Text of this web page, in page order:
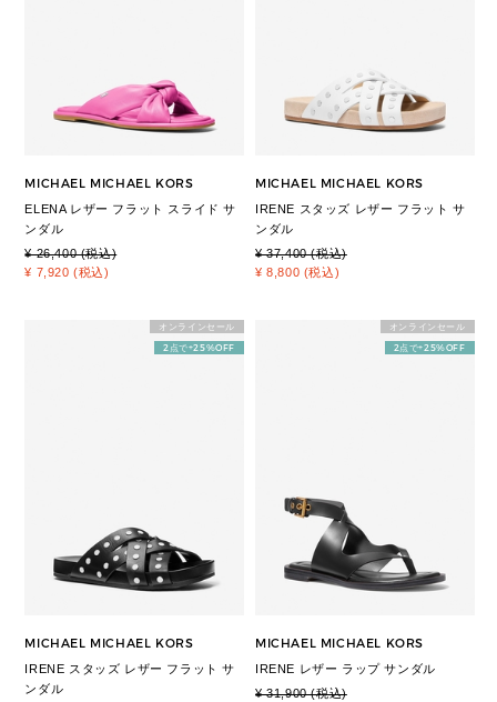
MICHAEL MICHAEL KORS
ELENA レザー フラット スライド サ
ンダル
¥ 26,400 (税込)
¥ 7,920 (税込)
MICHAEL MICHAEL KORS
IRENE スタッズ レザー フラット サ
ンダル
¥ 37,400 (税込)
¥ 8,800 (税込)
オンラインセール
2点で+25%OFF
MICHAEL MICHAEL KORS
IRENE スタッズ レザー フラット サ
ンダル
オンラインセール
2点で+25%OFF
MICHAEL MICHAEL KORS
IRENE レザー ラップ サンダル
¥ 31,900 (税込)